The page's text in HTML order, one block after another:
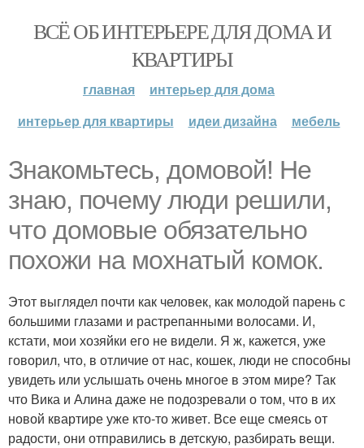
ВСЁ ОБ ИНТЕРЬЕРЕ ДЛЯ ДОМА И
КВАРТИРЫ
главная
интерьер для дома
интерьер для квартиры
идеи дизайна мебель
Знакомьтесь, домовой! Не
знаю, почему люди решили,
что домовые обязательно
похожи на мохнатый комок.
Этот выглядел почти как человек, как молодой парень с
большими глазами и растрепанными волосами. И,
кстати, мои хозяйки его не видели. Я ж, кажется, уже
говорил, что, в отличие от нас, кошек, люди не способны
увидеть или услышать очень многое в этом мире? Так
что Вика и Алина даже не подозревали о том, что в их
новой квартире уже кто-то живет. Все еще смеясь от
радости, они отправились в детскую, разбирать вещи.